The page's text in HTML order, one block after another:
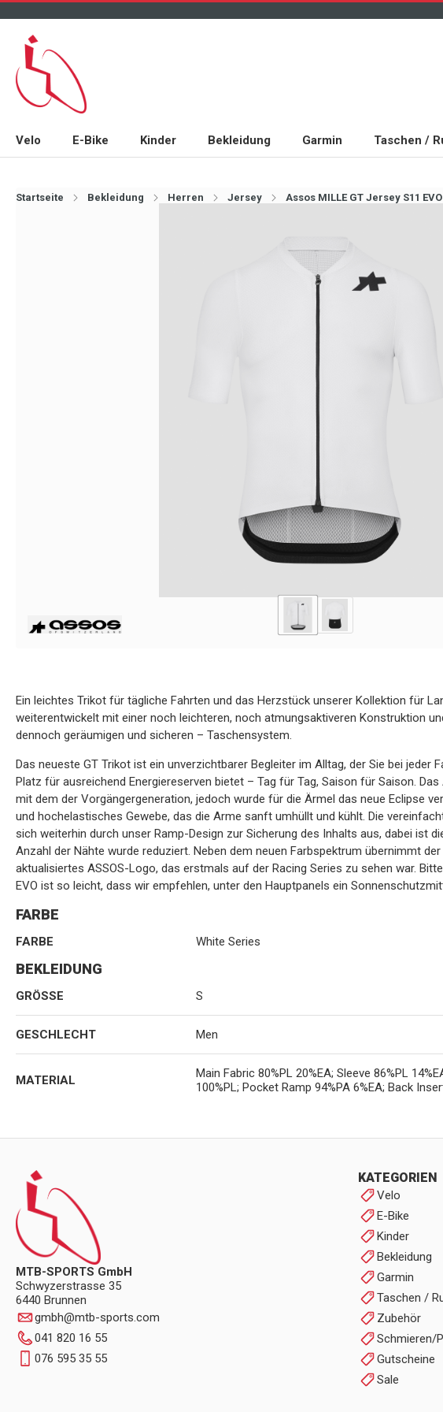
Velo E-Bike Kinder Bekleidung Garmin Taschen /
Startseite Bekleidung Herren Jersey Assos MILLE GT Jersey S11 EVO
Ein leichtes Trikot für tägliche Fahrten und das Herzstück unserer Kollektion für
weiterentwickelt mit einer noch leichteren, noch atmungsaktiveren Konstruktion
dennoch geräumigen und sicheren – Taschensystem.
Das neueste GT Trikot ist ein unverzichtbarer Begleiter im Alltag, der Sie bei jeder
Platz für ausreichend Energiereserven bietet – Tag für Tag, Saison für Saison.
mit dem der Vorgängergeneration, jedoch wurde für die Ärmel das neue Eclipse
und hochelastisches Gewebe, das die Arme sanft umhüllt und kühlt. Die
sich weiterhin durch unser Ramp-Design zur Sicherung des Inhalts aus, dabei ist
Anzahl der Nähte wurde reduziert. Neben dem neuen Farbspektrum übernimmt der
aktualisiertes ASSOS-Logo, das erstmals auf der Racing Series zu sehen war.
EVO ist so leicht, dass wir empfehlen, unter den Hauptpanels ein
FARBE
FARBE White Series
BEKLEIDUNG
GRÖSSE S
GESCHLECHT Men
MATERIAL
Main Fabric 80%PL 20%EA; Sleeve 86%PL
100%PL; Pocket Ramp 94%PA 6%EA; Back
MTB-SPORTS GmbH
Schwyzerstrasse 35
6440 Brunnen
gmbh@mtb-sports.com
041 820 16 55
076 595 35 55
KATEGORIEN
Velo
E-Bike
Kinder
Bekleidung
Garmin
Taschen /
Zubehör
Schmieren/
Gutscheine
Sale